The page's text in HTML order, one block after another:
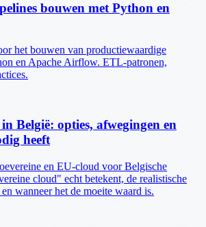
bouwen met Python en
het bouwen van productiewaardige
en Apache Airflow. ETL-patronen,
België: opties, afwegingen en
heeft
en EU-cloud voor Belgische
cloud" echt betekent, de realistische
wanneer het de moeite waard is.